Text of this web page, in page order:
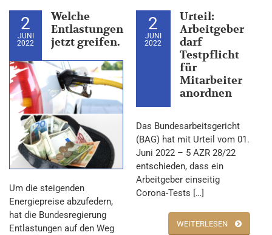
2
JUNI
2022
Welche
Entlastungen
jetzt greifen.
Um die steigenden
Energiepreise abzufedern,
hat die Bundesregierung
Entlastungen auf den Weg
2
JUNI
2022
Urteil:
Arbeitgeber
darf
Testpflicht
für
Mitarbeiter
anordnen
Das Bundesarbeitsgericht
(BAG) hat mit Urteil vom 01.
Juni 2022 – 5 AZR 28/22
entschieden, dass ein
Arbeitgeber einseitig
Corona-Tests […]
WEITERLESEN